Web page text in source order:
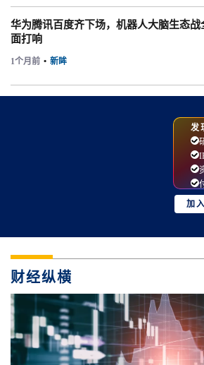
华为腾讯百度齐下场，机器人大脑生态战
面打响
1个月前 • 新眸
发
加
财经纵横